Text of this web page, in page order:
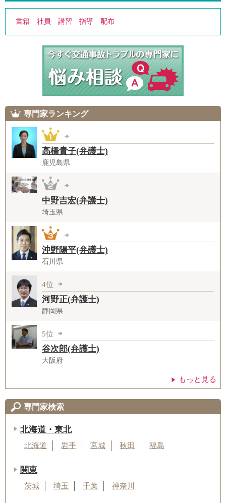
書籍 社員 講習 指導 配布
専門家ランキング
高橋貴子(弁護士)
鹿児島県
中野吉宏(弁護士)
埼玉県
沖野陽平(弁護士)
石川県
4位
河野正(弁護士)
静岡県
5位
谷次郎(弁護士)
大阪府
もっと見る
専門家検索
北海道・東北
北海道 岩手 宮城 秋田 福島
関東
茨城 埼玉 千葉 神奈川